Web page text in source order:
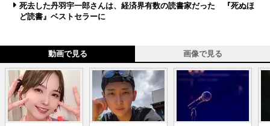
死去した丹羽宇一郎さんは、経済界有数の読書家だった 『死ぬほ
ど読書』ベストセラーに
動画で見る 画像で見る